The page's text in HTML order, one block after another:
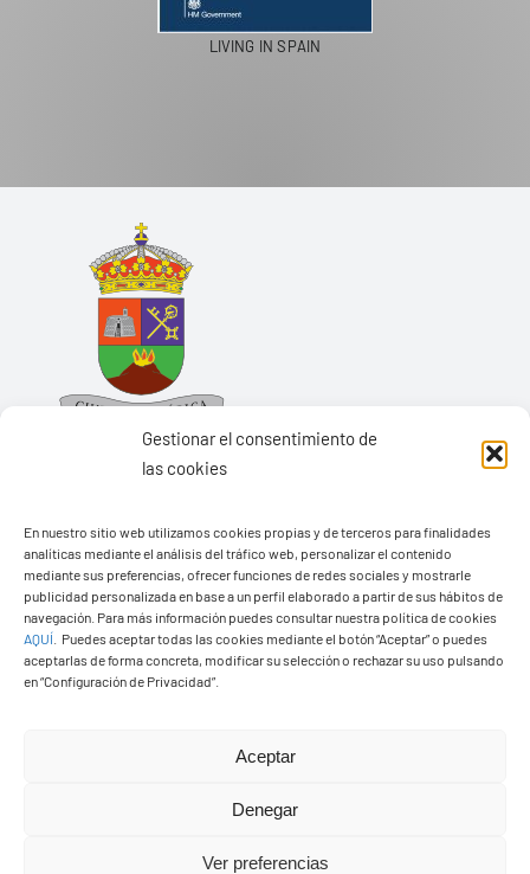
Gestionar el consentimiento de
las cookies
En nuestro sitio web utilizamos cookies propias y de terceros para finalidades
analíticas mediante el análisis del tráfico web, personalizar el contenido
mediante sus preferencias, ofrecer funciones de redes sociales y mostrarle
publicidad personalizada en base a un perfil elaborado a partir de sus hábitos de
navegación. Para más información puedes consultar nuestra política de cookies
AQUÍ
Puedes aceptar todas las cookies mediante el botón “Aceptar” o puedes
aceptarlas de forma concreta, modificar su selección o rechazar su uso pulsando
en “Configuración de Privacidad”.
Aceptar
Denegar
Ver preferencias
Ayuntamiento de Yaiza
Pza. de Los Remedios, 1
35570 – Yaiza
Tel:928 83 62 20